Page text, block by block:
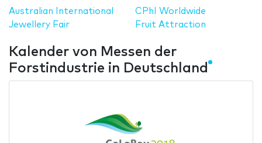
Australian International
Jewellery Fair
CPhI Worldwide
Fruit Attraction
Kalender von Messen der
Forstindustrie in Deutschland